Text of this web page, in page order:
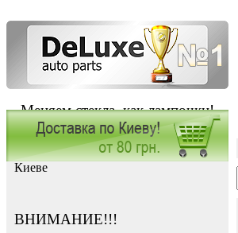
Меняем стекла, как лампочки!
Заказать установку автостекла в
Киеве
ВНИМАНИЕ!!!